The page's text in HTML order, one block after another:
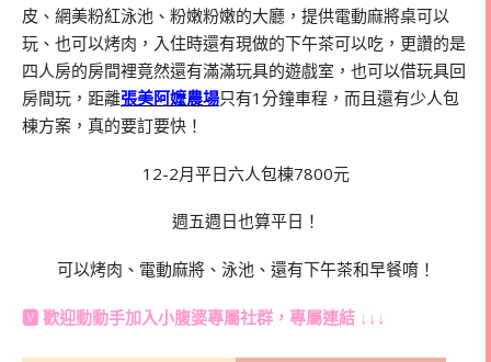
皮、網美粉紅泳池、粉嫩粉嫩的大廳，提供電動麻將桌可以
玩、也可以烤肉，入住時還有現做的下午茶可以吃，更讚的是
四人房的房間裡竟然還有滿滿玩具的遊戲室，也可以借玩具回
房間玩，距離張美阿嬤農場只有1分鐘車程，而且還有少人包
棟方案，真的要訂要快！
12-2月平日六人包棟7800元
週五週日也算平日！
可以烤肉、電動麻將、泳池、還有下午茶和早餐唷！
🆅 歡迎動動手加入小腹婆專屬社群 ，專屬連結 ↓↓↓